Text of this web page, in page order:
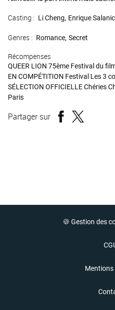
Casting : Li Cheng Enrique Salanic
Genres : Romance Secret
Récompenses
QUEER LION 75ème Festival du
EN COMPÉTITION Festival Les 3
SÉLECTION OFFICIELLE Chéries
Paris
Partager sur
🍪 Gestion des
Mentions